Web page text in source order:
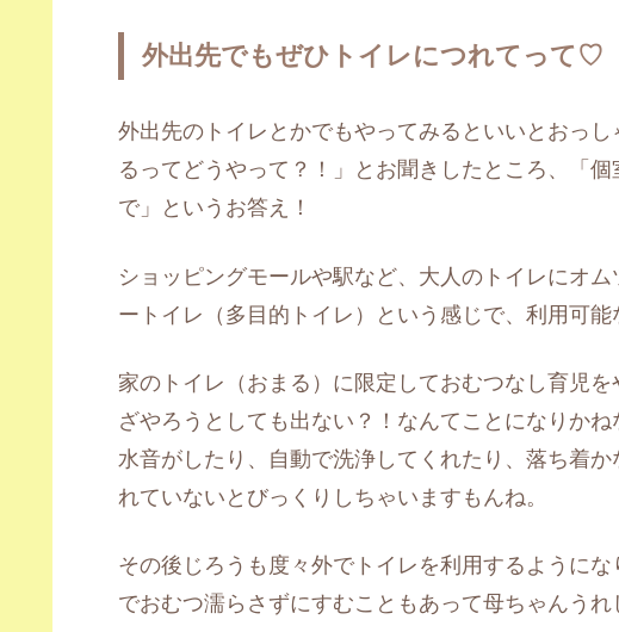
外出先でもぜひトイレにつれてって♡
外出先のトイレとかでもやってみるといいとおっ
るってどうやって？！」とお聞きしたところ、「
で」というお答え！
ショッピングモールや駅など、大人のトイレにオ
ートイレ（多目的トイレ）という感じで、利用可能
家のトイレ（おまる）に限定しておむつなし育児
ざやろうとしても出ない？！なんてことになりか
水音がしたり、自動で洗浄してくれたり、落ち着
れていないとびっくりしちゃいますもんね。
その後じろうも度々外でトイレを利用するように
でおむつ濡らさずにすむこともあって母ちゃんう